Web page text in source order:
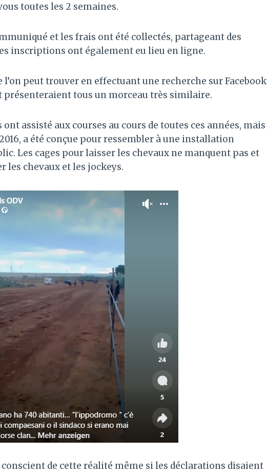
toutes les 2 semaines.
et les frais ont été collectés, partageant des
inscriptions ont également eu lieu en ligne.
peut trouver en effectuant une recherche sur Facebook
présenteraient tous un morceau très similaire.
assisté aux courses au cours de toutes ces années, mais
a été conçue pour ressembler à une installation
Les cages pour laisser les chevaux ne manquent pas et
les chevaux et les jockeys.
de cette réalité même si les déclarations disaient